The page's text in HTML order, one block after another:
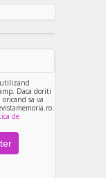
Daca doriti
sa va
de